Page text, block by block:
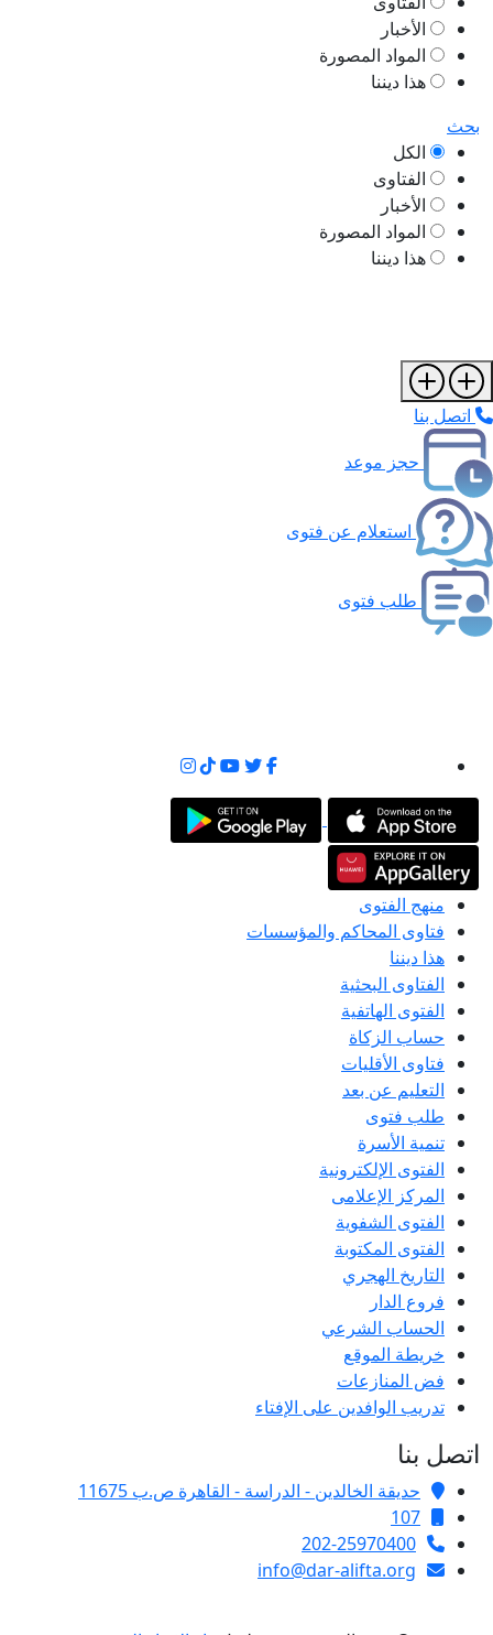
الأخبار
المواد المصورة
هذا ديننا
بحث
الكل
الفتاوى
الأخبار
المواد المصورة
هذا ديننا
اتصل بنا
حجز موعد
استعلام عن فتوى
طلب فتوى
منهج الفتوى
فتاوى المحاكم والمؤسسات
هذا ديننا
الفتاوى البحثية
الفتوى الهاتفية
حساب الزكاة
فتاوى الأقليات
التعليم عن بعد
طلب فتوى
تنمية الأسرة
الفتوى الإلكترونية
المركز الإعلامى
الفتوى الشفوية
الفتوى المكتوبة
التاريخ الهجري
فروع الدار
الحساب الشرعي
خريطة الموقع
فض المنازعات
تدريب الوافدين على الإفتاء
اتصل بنا
حديقة الخالدين - الدراسة - القاهرة ص.ب 11675
107
202-25970400
info@dar-alifta.org